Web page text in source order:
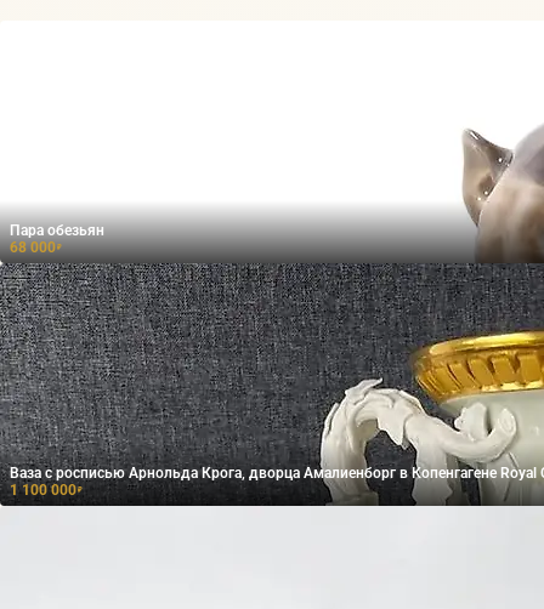
Пара обезьян
68 000₽
Ваза с росписью Арнольда Крога, дворца Амалиенборг в Копенгагене Royal
1 100 000₽